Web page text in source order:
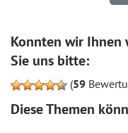
Konnten wir Ihnen
Sie uns bitte:
(59
Diese Themen